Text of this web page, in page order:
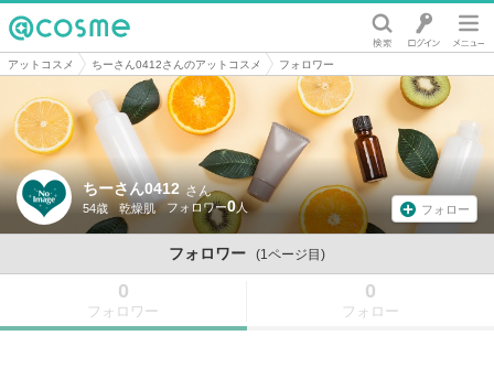
@cosme
アットコスメ ちーさん0412さんのアットコスメ フォロワー
ちーさん0412 さん
54歳 乾燥肌 0 フォロー
フォロワー (1ページ目)
0
フォロワー
0
フォロー